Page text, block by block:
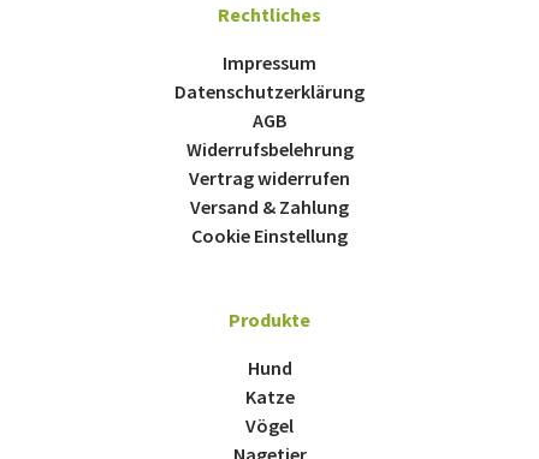
Rechtliches
Impressum
Datenschutzerklärung
AGB
Widerrufsbelehrung
Vertrag widerrufen
Versand & Zahlung
Cookie Einstellung
Produkte
Hund
Katze
Vögel